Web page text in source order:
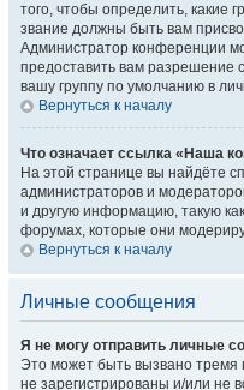
того, чтобы определить, какие
звание должны быть вам
Администратор конференции
предоставить вам разрешение
вашу группу по умолчанию в
Вернуться к началу
Что означает ссылка «Наша
На этой странице вы найдёте
администраторов и
и другую информацию, такую
форумах, которые они
Вернуться к началу
Личные сообщения
Я не могу отправить личные
Это может быть вызвано тремя
не зарегистрированы и/или не